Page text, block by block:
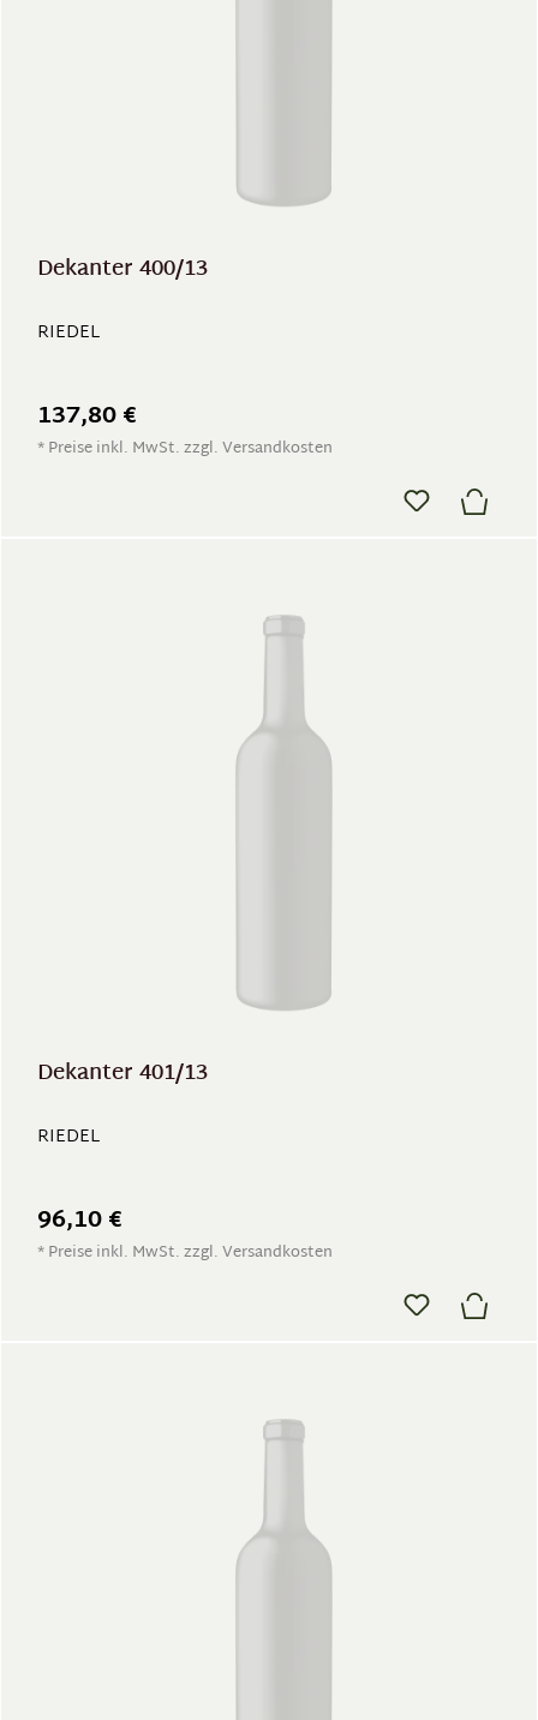
Dekanter 400/13
RIEDEL
137,80 €
* Preise inkl. MwSt. zzgl. Versandkosten
Dekanter 401/13
RIEDEL
96,10 €
* Preise inkl. MwSt. zzgl. Versandkosten